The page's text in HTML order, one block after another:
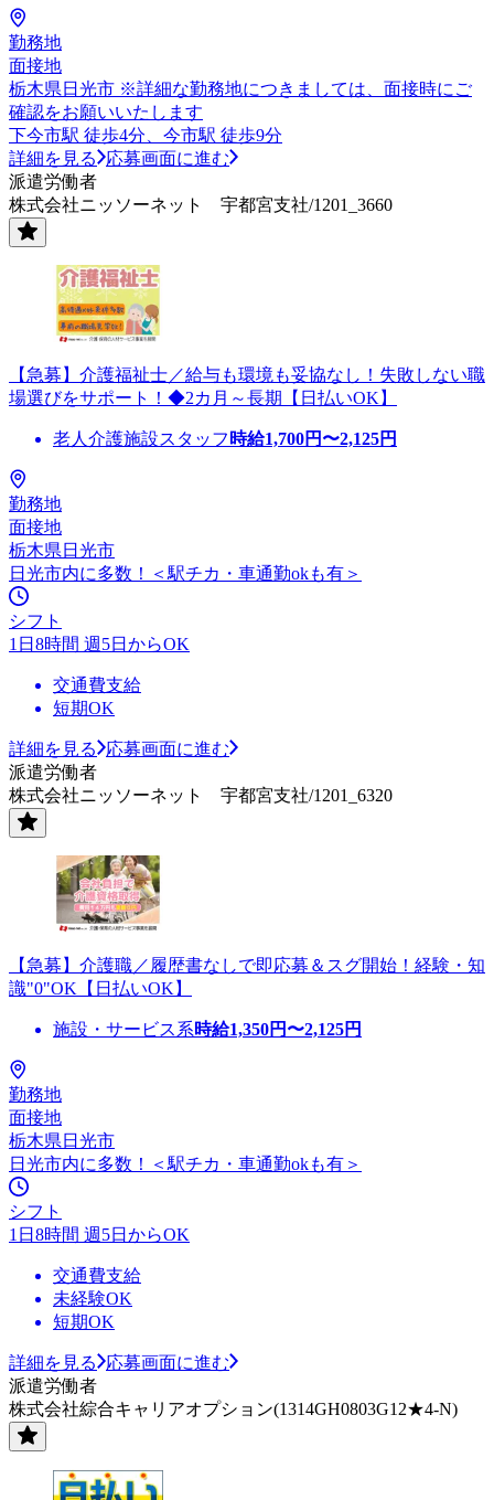
勤務地
面接地
栃木県日光市 ※詳細な勤務地につきましては、面接時にご
確認をお願いいたします
下今市駅 徒歩4分、今市駅 徒歩9分
詳細を見る
応募画面に進む
派遣労働者
株式会社ニッソーネット 宇都宮支社/1201_3660
【急募】介護福祉士／給与も環境も妥協なし！失敗しない職
場選びをサポート！◆2カ月～長期【日払いOK】
老人介護施設スタッフ 時給1,700円〜2,125円
勤務地
面接地
栃木県日光市
日光市内に多数！＜駅チカ・車通勤okも有＞
シフト
1日8時間 週5日からOK
交通費支給
短期OK
詳細を見る
応募画面に進む
派遣労働者
株式会社ニッソーネット 宇都宮支社/1201_6320
【急募】介護職／履歴書なしで即応募＆スグ開始！経験・知
識"0"OK【日払いOK】
施設・サービス系時給1,350円〜2,125円
勤務地
面接地
栃木県日光市
日光市内に多数！＜駅チカ・車通勤okも有＞
シフト
1日8時間 週5日からOK
交通費支給
未経験OK
短期OK
詳細を見る
応募画面に進む
派遣労働者
株式会社綜合キャリアオプション(1314GH0803G12★4-N)